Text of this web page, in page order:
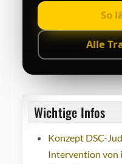
So
Alle
Wichtige Infos
Konzept DSC-
Intervention von